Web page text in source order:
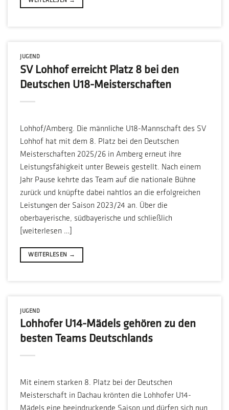
JUGEND
SV Lohhof erreicht Platz 8 bei den
Deutschen U18-Meisterschaften
Lohhof/Amberg. Die männliche U18-Mannschaft des SV
Lohhof hat mit dem 8. Platz bei den Deutschen
Meisterschaften 2025/26 in Amberg erneut ihre
Leistungsfähigkeit unter Beweis gestellt. Nach einem
Jahr Pause kehrte das Team auf die nationale Bühne
zurück und knüpfte dabei nahtlos an die erfolgreichen
Leistungen der Saison 2023/24 an. Über die
oberbayerische, südbayerische und schließlich
[weiterlesen …]
WEITERLESEN →
JUGEND
Lohhofer U14-Mädels gehören zu den
besten Teams Deutschlands
Mit einem starken 8. Platz bei der Deutschen
Meisterschaft in Dachau krönten die Lohhofer U14-